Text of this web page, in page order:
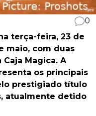
0
terça-feira, 23 de
maio, com duas
Magica. A
os principais
prestigiado título
atualmente detido